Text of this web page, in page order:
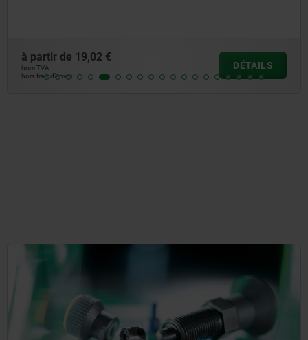
à partir de 19,02 €
hors TVA
hors frais d’envoi
DÉTAILS